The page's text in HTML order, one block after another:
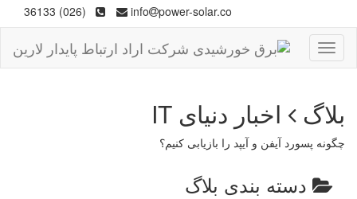
info power-solar.co
(026) 36133
Toggle
navigation
بلاگ اخبار دنیای IT
چگونه پسورد آیفن و آیپد را بازیابی کنیم؟
دسته بندی بلاگ